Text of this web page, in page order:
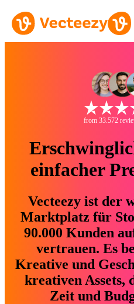
from 33.572
einfacher
Vecteezy ist der
Marktplatz für
90.000 Kunden
vertrauen. Es
Kreative und
kreativen Assets,
Zeit und